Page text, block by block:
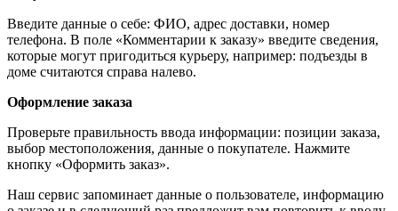
Введите данные о себе: ФИО, адрес доставки, номер
телефона. В поле «Комментарии к заказу» введите сведения,
которые могут пригодиться курьеру, например: подъезды в
доме считаются справа налево.
Оформление заказа
Проверьте правильность ввода информации: позиции заказа,
выбор местоположения, данные о покупателе. Нажмите
кнопку «Оформить заказ».
Наш сервис запоминает данные о пользователе, информацию